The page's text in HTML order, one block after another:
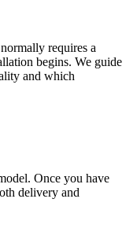
requires a
begins. We guide
and which
Once you have
delivery and